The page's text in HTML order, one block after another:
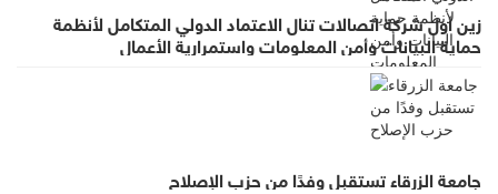
زين أول شركة اتصالات تنال الاعتماد الدولي المتكامل لأنظمة
حماية البيانات وأمن المعلومات واستمرارية الأعمال
جامعة الزرقاء تستقبل وفدًا من حزب الإصلاح